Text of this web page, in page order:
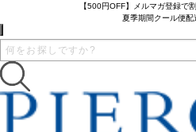
【500円OFF】メルマガ登録で
夏季期間クール便配